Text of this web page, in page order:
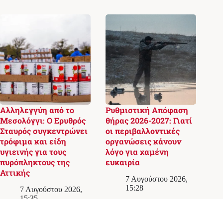
Αλληλεγγύη από το
Μεσολόγγι: Ο Ερυθρός
Σταυρός συγκεντρώνει
τρόφιμα και είδη
υγιεινής για τους
πυρόπληκτους της
Αττικής
7 Αυγούστου 2026,
Ρυθμιστική Απόφαση
θήρας 2026-2027: Γιατί
οι περιβαλλοντικές
οργανώσεις κάνουν
λόγο για χαμένη
ευκαιρία
7 Αυγούστου 2026,
15:28